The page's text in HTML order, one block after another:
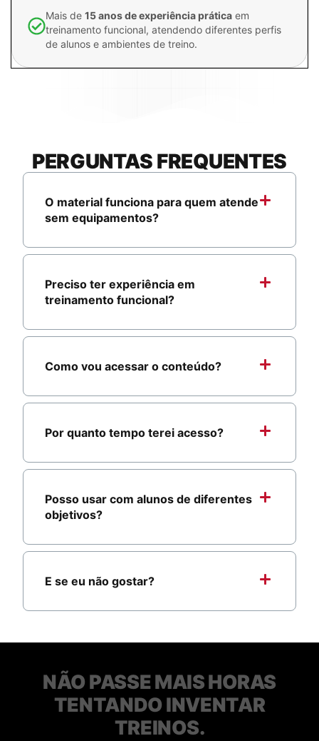
Mais de 15 anos de experiência prática em
treinamento funcional, atendendo diferentes perfis
de alunos e ambientes de treino.
PERGUNTAS FREQUENTES
O material funciona para quem atende
sem equipamentos?
Preciso ter experiência em
treinamento funcional?
Como vou acessar o conteúdo?
Por quanto tempo terei acesso?
Posso usar com alunos de diferentes
objetivos?
E se eu não gostar?
NÃO PASSE MAIS HORAS
TENTANDO INVENTAR
TREINOS.